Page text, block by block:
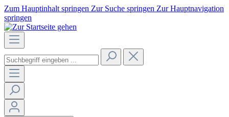
Zum Hauptinhalt springen Zur Suche springen Zur Hauptnavigation
springen